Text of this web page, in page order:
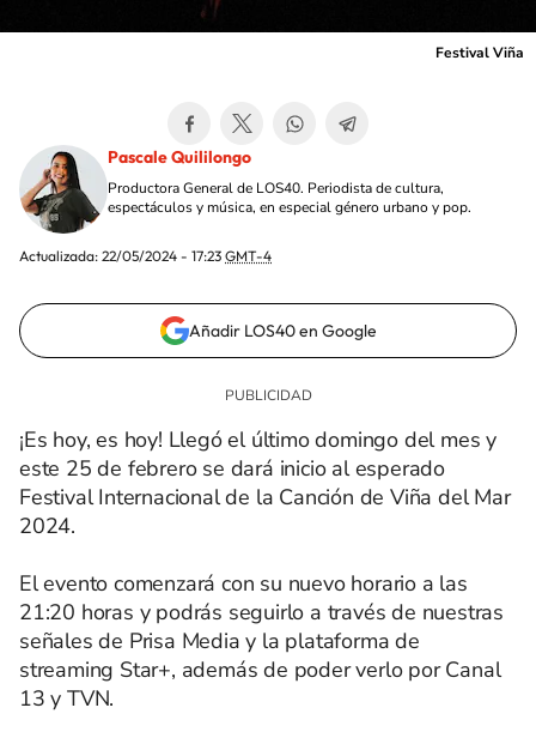
Festival Viña
Pascale Quililongo
Productora General de LOS40. Periodista de cultura,
espectáculos y música, en especial género urbano y pop.
Actualizada: 22/05/2024 - 17:23 GMT-4
Añadir LOS40 en Google
¡Es hoy, es hoy! Llegó el último domingo del mes y
este 25 de febrero se dará inicio al esperado
Festival Internacional de la Canción de Viña del Mar
2024.
El evento comenzará con su nuevo horario a las
21:20 horas y podrás seguirlo a través de nuestras
señales de Prisa Media y la plataforma de
streaming Star+, además de poder verlo por Canal
13 y TVN.